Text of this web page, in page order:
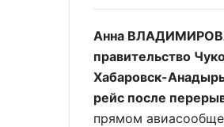
Анна ВЛАДИМИРОВА
правительство
Хабаровск-
рейс после
прямом